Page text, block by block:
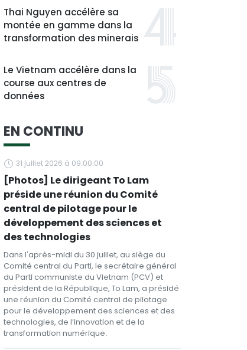
Thai Nguyen accélère sa
montée en gamme dans la
transformation des minerais
Le Vietnam accélère dans la
course aux centres de
données
EN CONTINU
31 juillet 2026 à 09:00:00
[Photos] Le dirigeant To Lam
préside une réunion du Comité
central de pilotage pour le
développement des sciences et
des technologies
Dans l'après-midi du 30 juillet, au siège du
Comité central du Parti, le secrétaire général
du Parti communiste du Vietnam (PCV) et
président de la République, To Lam, a présidé
une réunion du Comité central de pilotage
pour le développement des sciences et des
technologies, de l’innovation et de la
transformation numérique.